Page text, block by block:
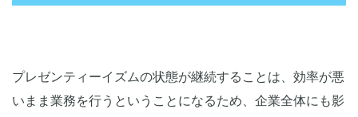
プレゼンティーイズムの状態が継続することは、効率が悪
いまま業務を行うということになるため、企業全体にも影